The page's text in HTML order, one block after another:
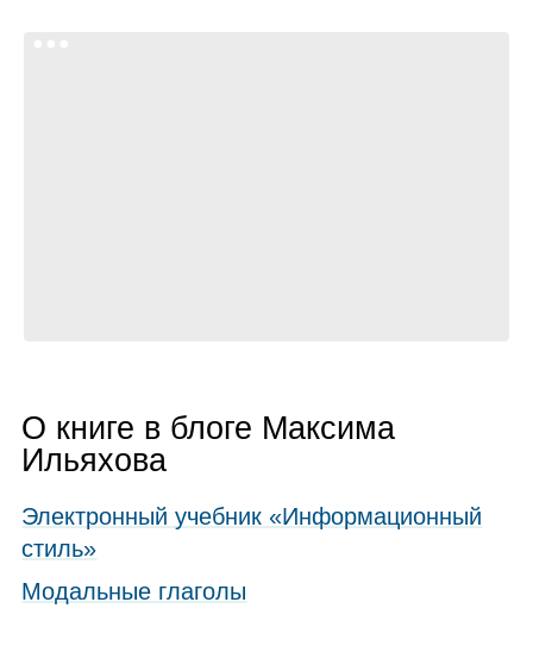
О книге в блоге Максима
Ильяхова
Электронный учебник «Информационный
стиль»
Модальные глаголы